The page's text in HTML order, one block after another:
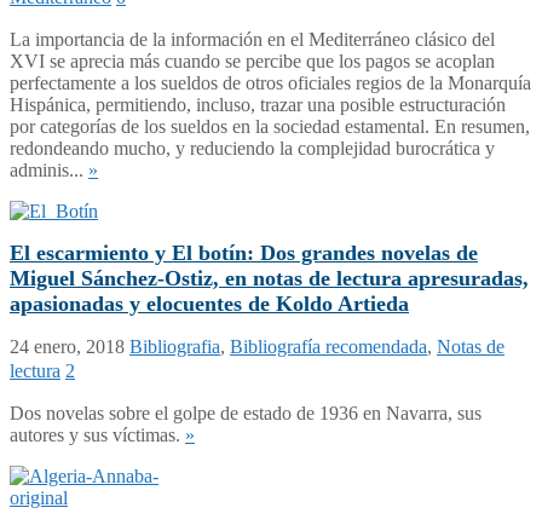
La importancia de la información en el Mediterráneo clásico del
XVI se aprecia más cuando se percibe que los pagos se acoplan
perfectamente a los sueldos de otros oficiales regios de la Monarquía
Hispánica, permitiendo, incluso, trazar una posible estructuración
por categorías de los sueldos en la sociedad estamental. En resumen,
redondeando mucho, y reduciendo la complejidad burocrática y
adminis... »
El escarmiento y El botín: Dos grandes novelas de
Miguel Sánchez-Ostiz, en notas de lectura apresuradas,
apasionadas y elocuentes de Koldo Artieda
24 enero, 2018 Bibliografia, Bibliografía recomendada, Notas de
lectura 2
Dos novelas sobre el golpe de estado de 1936 en Navarra, sus
autores y sus víctimas. »